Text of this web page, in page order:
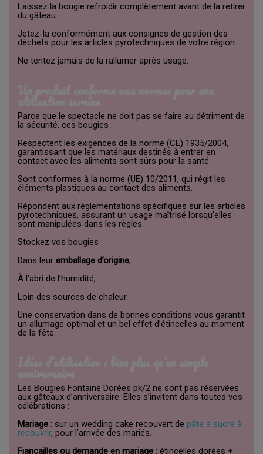
Laissez la bougie refroidir complètement avant de la retirer
du gâteau.
Jetez-la conformément aux consignes de gestion des
déchets pour les articles pyrotechniques de votre région.
Ne tentez jamais de la rallumer après usage.
Parce que le spectacle ne doit pas se faire au détriment de
la sécurité, ces bougies :
Respectent les exigences de la norme (CE) 1935/2004,
garantissant que les matériaux destinés à entrer en
contact avec les aliments sont sûrs pour la santé.
Sont conformes à la norme (UE) 10/2011, qui régit les
éléments plastiques au contact des aliments.
Répondent aux réglementations spécifiques sur les articles
pyrotechniques, assurant un usage maîtrisé lorsqu’elles
sont manipulées dans les règles.
Stockez vos bougies :
Dans leur emballage d’origine,
À l’abri de l’humidité,
Loin des sources de chaleur.
Une conservation dans de bonnes conditions vous garantit
un allumage optimal et un bel effet d’étincelles au moment
de la fête.
Les Bougies Fontaine Dorées pk/2 ne sont pas réservées
aux gâteaux d’anniversaire. Elles s’invitent dans toutes vos
célébrations :
Mariage : sur un wedding cake recouvert de pâte à sucre à
recouvrir, pour l’arrivée des mariés.
Fiançailles ou demande en mariage : étincelles dorées +